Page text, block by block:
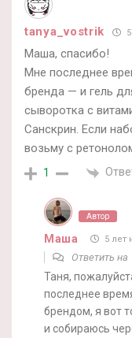
tanya_vostrik
Маша, спасибо!
Мне последнее
бренда — и гель
сыворотка с
Санскрин. Если
возьму с
1
Автор
Маша 5 лет
Ответить на
Таня,
последнее
брендом, я вот
и собираюсь